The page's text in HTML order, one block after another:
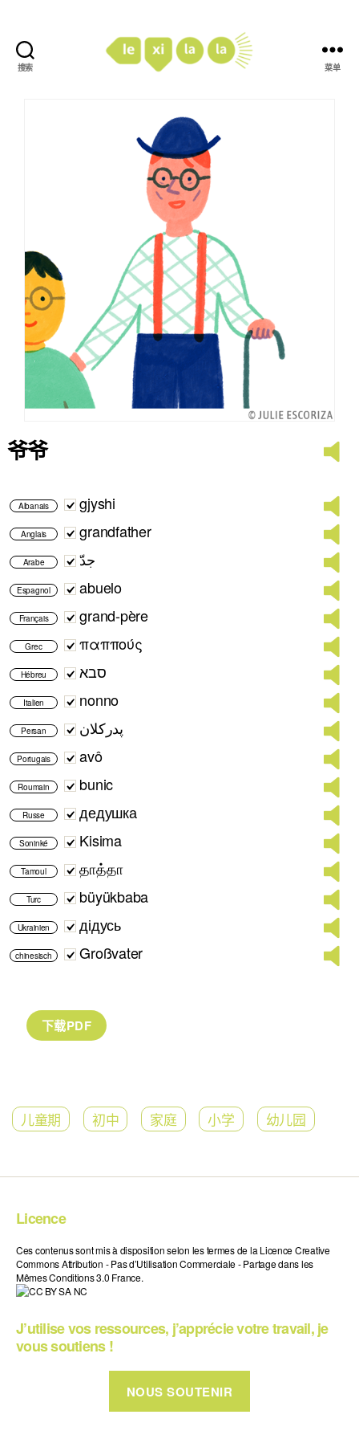
搜索 菜单
爷爷
Albanais gjyshi
Anglais grandfather
Arabe جدّ
Espagnol abuelo
Français grand-père
Grec παππούς
Hébreu סבא
Italien nonno
Persan پدرکلان
Portugais avô
Roumain bunic
Russe дедушка
Soninké Kisima
Tamoul தாத்தா
Turc büyükbaba
Ukrainien дідусь
chinesisch Großvater
儿童期 初中 家庭 小学 幼儿园
Licence
Ces contenus sont mis à disposition selon les termes de la Licence Creative
Commons Attribution - Pas d’Utilisation Commerciale - Partage dans les
Mêmes Conditions 3.0 France.
J’utilise vos ressources, j’apprécie votre travail, je
vous soutiens !
NOUS SOUTENIR